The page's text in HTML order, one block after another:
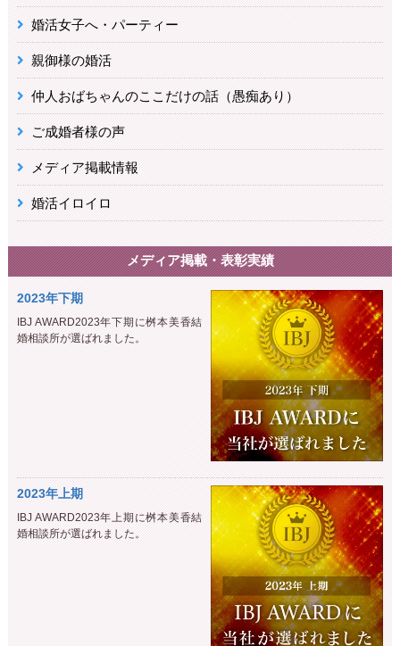
婚活女子へ・パーティー
親御様の婚活
仲人おばちゃんのここだけの話（愚痴あり）
ご成婚者様の声
メディア掲載情報
婚活イロイロ
メディア掲載・表彰実績
2023年下期
IBJ AWARD2023年下期に桝本美香結
婚相談所が選ばれました。
2023年上期
IBJ AWARD2023年上期に桝本美香結
婚相談所が選ばれました。